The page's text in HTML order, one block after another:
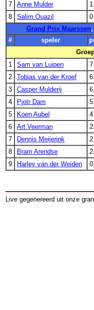
7
Anne Mulder
8
Salim Ouazil
Grand Prix Maarssen
#
speler
1
Sam van Luipen
2
Tobias van der Kroef
3
Casper Mulderij
4
Pjotr Dam
5
Koen Aubel
6
Art Veerman
7
Dennis Meijerink
8
Bram Arendse
9
Harley van der Weiden
Live gegenereerd uit onze